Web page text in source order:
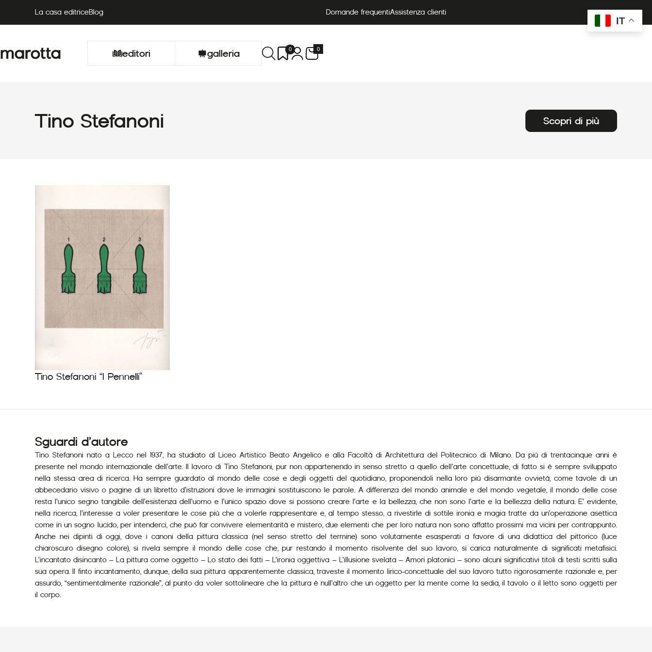
La casa editriceBlog Domande frequentiAssistenza clienti
editori galleria 0 0
Tino Stefanoni Scopri di più
Tino Stefanoni “I Pennelli”
Sguardi d’autore
Tino Stefanoni nato a Lecco nel 1937, ha studiato al Liceo Artistico Beato Angelico e alla Facoltà di Architettura del Politecnico di Milano. Da più di trentacinque anni è
presente nel mondo internazionale dell’arte. Il lavoro di Tino Stefanoni, pur non appartenendo in senso stretto a quello dell’arte concettuale, di fatto si è sempre sviluppato
nella stessa area di ricerca. Ha sempre guardato al mondo delle cose e degli oggetti del quotidiano, proponendoli nella loro più disarmante ovvietà, come tavole di un
abbecedario visivo o pagine di un libretto d’istruzioni dove le immagini sostituiscono le parole. A differenza del mondo animale e del mondo vegetale, il mondo delle cose
resta l’unico segno tangibile dell’esistenza dell’uomo e l’unico spazio dove si possono creare l’arte e la bellezza, che non sono l’arte e la bellezza della natura. E’ evidente,
nella ricerca, l’interesse a voler presentare le cose più che a volerle rappresentare e, al tempo stesso, a rivestirle di sottile ironia e magia tratte da un’operazione asettica
come in un sogno lucido, per intenderci, che può far convivere elementarità e mistero, due elementi che per loro natura non sono affatto prossimi ma vicini per contrappunto.
Anche nei dipinti di oggi, dove i canoni della pittura classica (nel senso stretto del termine) sono volutamente esasperati a favore di una didattica del pittorico (luce
chiaroscuro disegno colore), si rivela sempre il mondo delle cose che, pur restando il momento risolvente del suo lavoro, si carica naturalmente di significati metafisici.
L’incantato disincanto – La pittura come oggetto – Lo stato dei fatti – L’ironia oggettiva – L’illusione svelata – Amori platonici – sono alcuni significativi titoli di testi scritti sulla
sua opera. Il finto incantamento, dunque, della sua pittura apparentemente classica, traveste il momento lirico-concettuale del suo lavoro tutto rigorosamente razionale e, per
assurdo, “sentimentalmente razionale”, al punto da voler sottolineare che la pittura è null’altro che un oggetto per la mente come la sedia, il tavolo o il letto sono oggetti per
il corpo.
IT